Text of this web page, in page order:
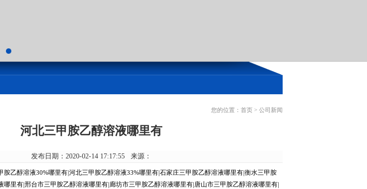
您的位置： 首页 > 公司新闻
河北三甲胺乙醇溶液哪里有
发布日期：2020-02-14 17:17:55 来源：
胺乙醇溶液30%哪里有|河北三甲胺乙醇溶液33%哪里有|石家庄三甲胺乙醇溶液哪里有|衡水三甲胺
哪里有|邢台市三甲胺乙醇溶液哪里有|廊坊市三甲胺乙醇溶液哪里有|唐山市三甲胺乙醇溶液哪里有|